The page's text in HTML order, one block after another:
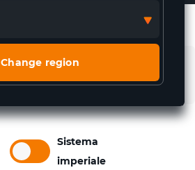
Change region
Sistema
imperiale